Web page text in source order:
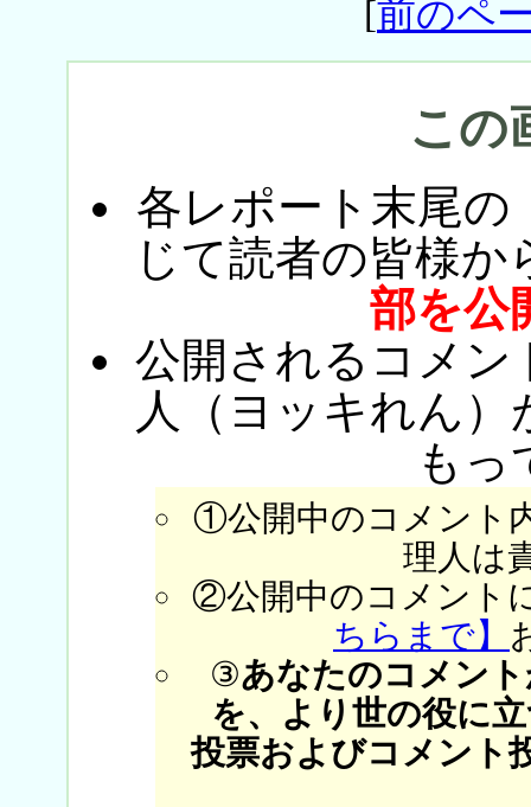
[前のペ
この
各レポート末尾の
じて読者の皆様か
部を公
公開されるコメン
人（ヨッキれん
もっ
①公開中のコメント
理人は
②公開中のコメント
ちらまで】
③あなたのコメン
を、より世の役に
投票およびコメント